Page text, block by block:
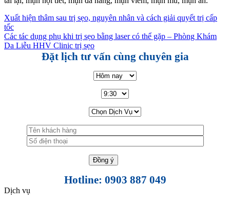
Xuất hiện thâm sau trị sẹo, nguyên nhân và cách giải quyết trị cấp
tốc
Các tác dụng phụ khi trị sẹo bằng laser có thể gặp – Phòng Khám
Da Liễu HHV Clinic trị sẹo
Đặt lịch tư vấn cùng chuyên gia
Hotline: 0903 887 049
Dịch vụ